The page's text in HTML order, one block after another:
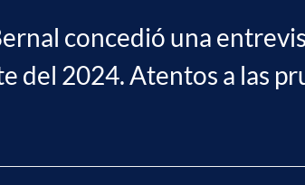
concedió una
del 2024. Atentos a las